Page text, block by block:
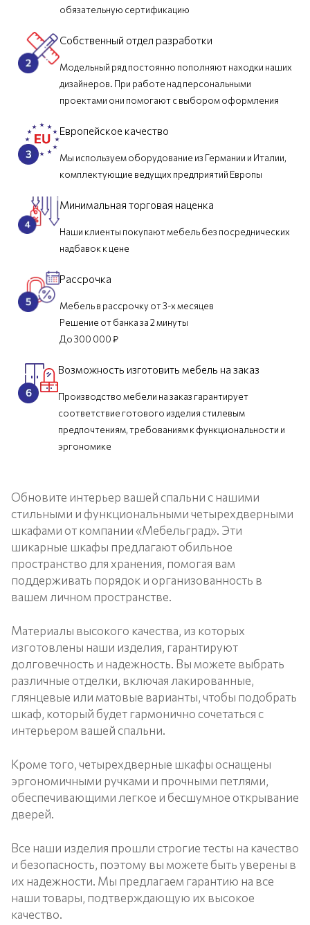
обязательную сертификацию
Собственный отдел разработки
Модельный ряд постоянно пополняют находки наших
дизайнеров. При работе над персональными
проектами они помогают с выбором оформления
Европейское качество
Мы используем оборудование из Германии и Италии,
комплектующие ведущих предприятий Европы
Минимальная торговая наценка
Наши клиенты покупают мебель без посреднических
надбавок к цене
Рассрочка
Мебель в рассрочку от 3-х месяцев
Решение от банка за 2 минуты
До 300 000 ₽
Возможность изготовить мебель на заказ
Производство мебели на заказ гарантирует
соответствие готового изделия стилевым
предпочтениям, требованиям к функциональности и
эргономике
Обновите интерьер вашей спальни с нашими
стильными и функциональными четырехдверными
шкафами от компании «Мебельград». Эти
шикарные шкафы предлагают обильное
пространство для хранения, помогая вам
поддерживать порядок и организованность в
вашем личном пространстве.
Материалы высокого качества, из которых
изготовлены наши изделия, гарантируют
долговечность и надежность. Вы можете выбрать
различные отделки, включая лакированные,
глянцевые или матовые варианты, чтобы подобрать
шкаф, который будет гармонично сочетаться с
интерьером вашей спальни.
Кроме того, четырехдверные шкафы оснащены
эргономичными ручками и прочными петлями,
обеспечивающими легкое и бесшумное открывание
дверей.
Все наши изделия прошли строгие тесты на качество
и безопасность, поэтому вы можете быть уверены в
их надежности. Мы предлагаем гарантию на все
наши товары, подтверждающую их высокое
качество.